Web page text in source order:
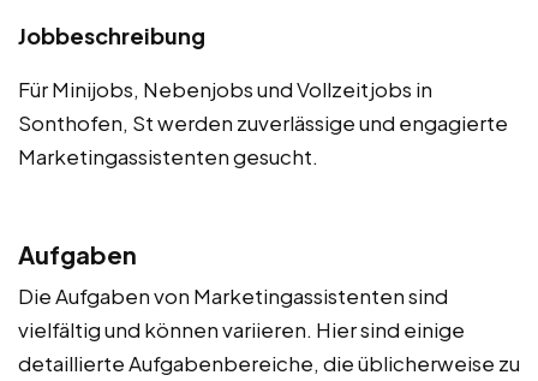
Jobbeschreibung
Für Minijobs, Nebenjobs und Vollzeitjobs in
Sonthofen, St werden zuverlässige und engagierte
Marketingassistenten gesucht.
Aufgaben
Die Aufgaben von Marketingassistenten sind
vielfältig und können variieren. Hier sind einige
detaillierte Aufgabenbereiche, die üblicherweise zu